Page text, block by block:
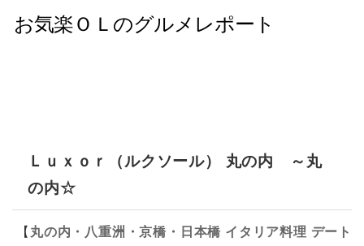
Ｌｕｘｏｒ（ルクソール） 丸の内 ～丸
の内☆
【 丸の内・八重洲・京橋・日本橋 イタリア料理 デート